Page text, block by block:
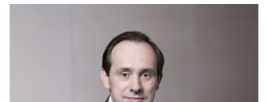
VEREINIGUNGEN UND SONDERORGANISATIONEN
LANDESFACHAUSSCHÜSSE
SATZUNG
PARTEIGESCHICHTE
PARTEIGERICHT